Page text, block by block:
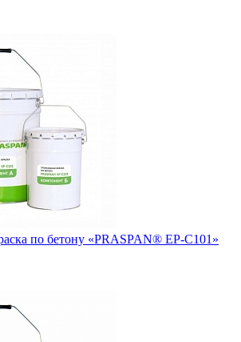
по бетону «PRASPAN® EP-C101»